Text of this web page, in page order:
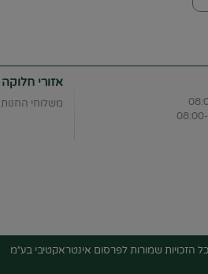
אזורי חלוקה
משלוחי החנות
הזכויות שמורות לפרסום אינטראקטיבי בע״מ